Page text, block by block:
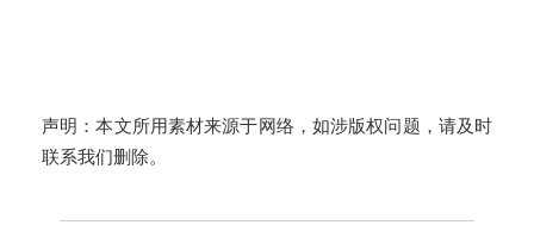
声明：本文所用素材来源于网络，如涉版权问题，请及时
联系我们删除。